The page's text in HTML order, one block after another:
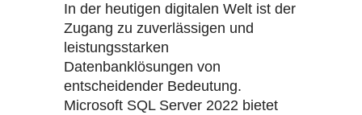
In der heutigen digitalen Welt ist der
Zugang zu zuverlässigen und
leistungsstarken
Datenbanklösungen von
entscheidender Bedeutung.
Microsoft SQL Server 2022 bietet